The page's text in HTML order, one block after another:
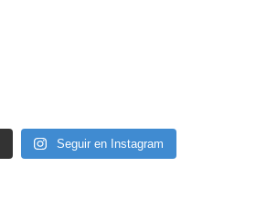
Seguir en Instagram